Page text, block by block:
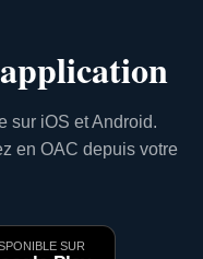
sur iOS et Android.
en OAC depuis votre
SUR